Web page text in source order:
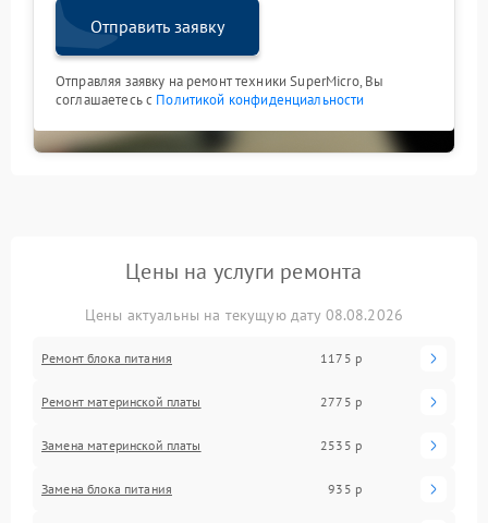
Отправить заявку
Отправляя заявку на ремонт техники SuperMicro, Вы
соглашаетесь с Политикой конфиденциальности
Цены на услуги ремонта
Цены актуальны на текущую дату 08.08.2026
Ремонт блока питания 1175 р
Ремонт материнской платы 2775 р
Замена материнской платы 2535 р
Замена блока питания 935 р